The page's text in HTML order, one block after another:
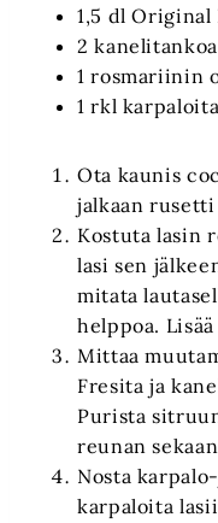
1,5 dl Original
2 kanelitankoa
1 rosmariinin
1 rkl karpaloita
Ota kaunis
jalkaan
Kostuta lasin
lasi sen
mitata
helppoa.
Mittaa
Fresita ja
Purista
reunan
Nosta
karpaloita